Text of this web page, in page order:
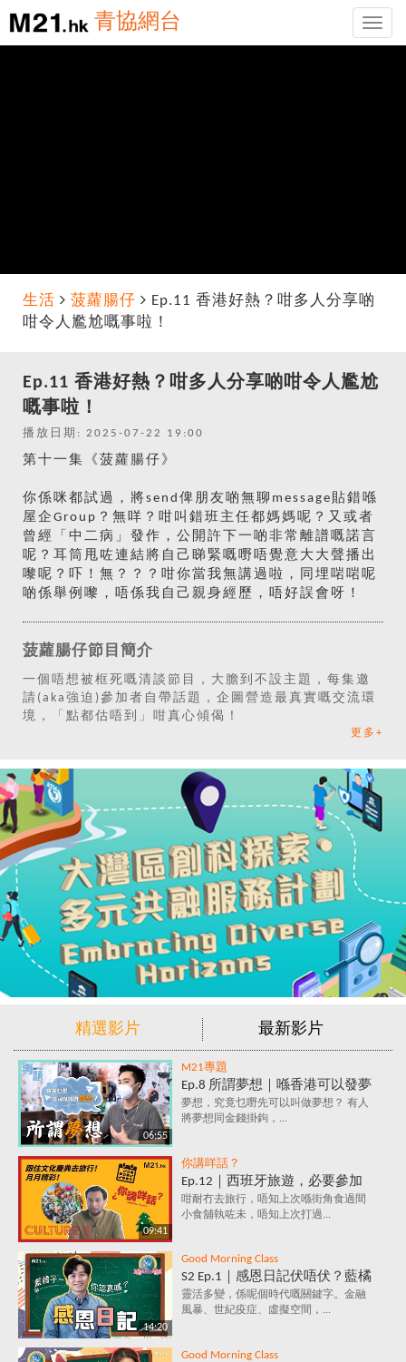
Toggle
青協網台
生活 菠蘿腸仔
Ep.11 香港好熱？咁多人分享啲
咁令人尷尬嘅事啦！
Ep.11 香港好熱？咁多人分享啲咁令人尷尬
嘅事啦！
播放日期: 2025-07-22 19:00
第十一集《菠蘿腸仔》
你係咪都試過，將send俾朋友啲無聊message貼錯喺
屋企Group？無咩？咁叫錯班主任都媽媽呢？又或者
曾經「中二病」發作，公開許下一啲非常離譜嘅諾言
呢？耳筒甩咗連結將自己睇緊嘅嘢唔覺意大大聲播出
嚟呢？吓！無？？？咁你當我無講過啦，同埋啱啱呢
啲係舉例嚟，唔係我自己親身經歷，唔好誤會呀！
菠蘿腸仔節目簡介
一個唔想被框死嘅清談節目，大膽到不設主題，每集邀
請(aka強迫)參加者自帶話題，企圖營造最真實嘅交流環
境，「點都估唔到」咁真心傾偈！
更多+
精選影片 最新影片
06:55
M21專題
Ep.8 所謂夢想｜喺香港可以發夢
嗎？夢想究竟係咩？追夢=金錢
+金錢+金錢？
夢想，究竟乜嘢先可以叫做夢想？ 有人
將夢想同金錢掛鉤，...
09:41
你講咩話？
Ep.12｜西班牙旅遊，必要參加
的文化慶典活動✈️ 跟住節日去旅
行～月月精彩！
咁耐冇去旅行，唔知上次喺街角食過間
小食舖執咗未，唔知上次打過...
14:20
Good Morning Class
S2 Ep.1｜感恩日記伏唔伏？藍橘
子為你解構，究竟係乜嘢原理，
每天寫低3件感恩事件，就會影
靈活多變，係呢個時代嘅關鍵字。金融
風暴、世紀疫症、虛擬空間，...
Good Morning Class